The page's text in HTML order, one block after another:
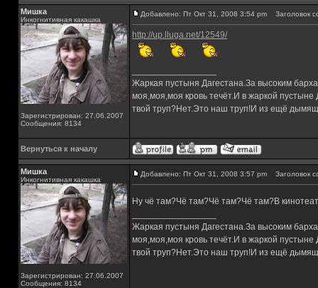
Мишка
Инкогнитивная какашка
Зарегистрирован: 27.06.2007
Сообщения: 8134
Добавлено: Пт Окт 31, 2008 3:54 pm Заголовок
http://up.lluga.net/12549/
Жаркая пустыня Дагестана.За высоким
моя,моя,моя кровь течёт.И в жаркой
твой труп?Нет.Это наш труп!И из ещё
Вернуться к началу
Мишка
Инкогнитивная какашка
Зарегистрирован: 27.06.2007
Сообщения: 8134
Добавлено: Пт Окт 31, 2008 3:57 pm Заголовок
Ну чё там?Чё там?Чё там?Чё там?В
Жаркая пустыня Дагестана.За высоким
моя,моя,моя кровь течёт.И в жаркой
твой труп?Нет.Это наш труп!И из ещё